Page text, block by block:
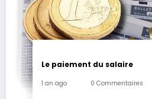
Le paiement du salaire
1 an ago 0 Commentaires